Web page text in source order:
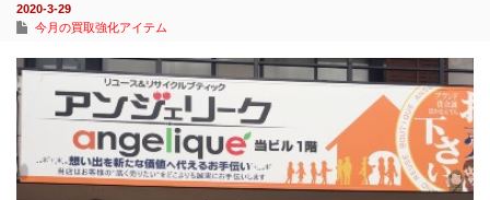
店
2020-3-29
今月の買取強化アイテム